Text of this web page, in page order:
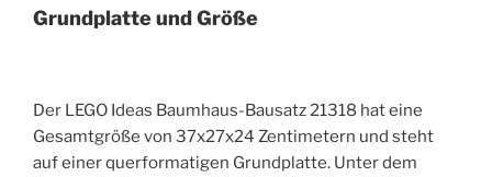
Grundplatte und Größe
Der LEGO Ideas Baumhaus-Bausatz 21318 hat eine
Gesamtgröße von 37x27x24 Zentimetern und steht
auf einer querformatigen Grundplatte. Unter dem